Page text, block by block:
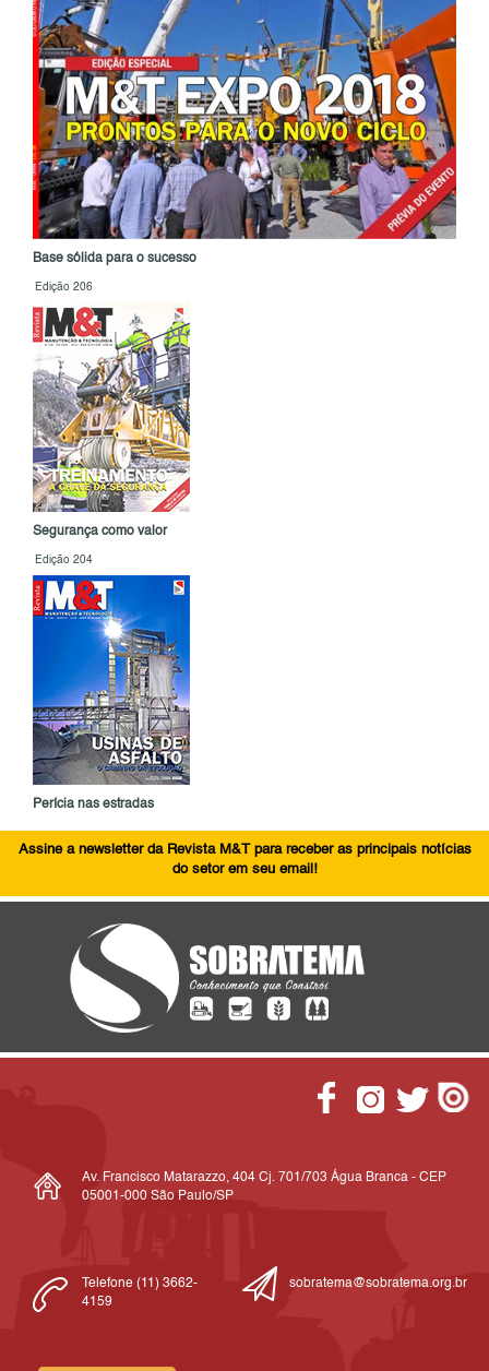
Base sólida para o sucesso
Edição 206
Segurança como valor
Edição 204
Perícia nas estradas
Assine a newsletter da Revista M&T para receber as principais notícias
do setor em seu email!
Av. Francisco Matarazzo, 404 Cj. 701/703 Água Branca - CEP
05001-000 São Paulo/SP
Telefone (11) 3662-
4159
sobratema@sobratema.org.br